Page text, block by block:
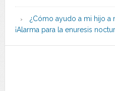
¿Cómo ayudo a mi hijo a
¡Alarma para la enuresis